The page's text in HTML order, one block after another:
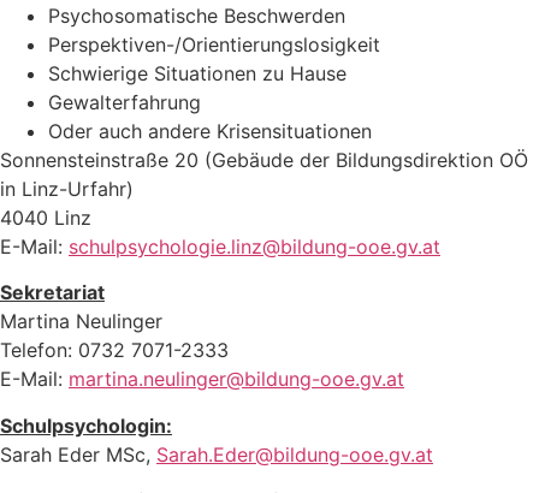
Psychosomatische Beschwerden
Perspektiven-/Orientierungslosigkeit
Schwierige Situationen zu Hause
Gewalterfahrung
Oder auch andere Krisensituationen
Sonnensteinstraße 20 (Gebäude der Bildungsdirektion OÖ
in Linz-Urfahr)
4040 Linz
E-Mail: schulpsychologie.linz@bildung-ooe.gv.at
Sekretariat
Martina Neulinger
Telefon: 0732 7071-2333
E-Mail: martina.neulinger@bildung-ooe.gv.at
Schulpsychologin:
Sarah Eder MSc, Sarah.Eder@bildung-ooe.gv.at